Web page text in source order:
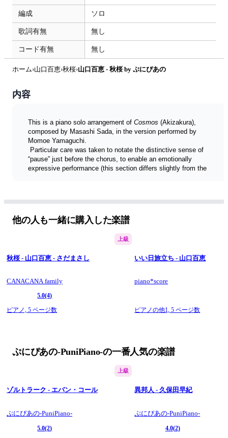
編成 ソロ
歌詞有無 無し
コード有無 無し
ホーム›山口百恵›秋桜›山口百恵 - 秋桜 by ぷにぴあの
内容
This is a piano solo arrangement of Cosmos (Akizakura),
composed by Masashi Sada, in the version performed by
Momoe Yamaguchi.
“pause” just before the chorus, to enable an emotionally
expressive performance (this section differs slightly from the
seeking a challenge.
さだまさしさん作曲、山口百恵さんによる秋桜（コスモス）を
ピアノソロに編曲しました。サビに入る前の独特の「ため」を
楽譜に表現するのに苦労しましたが、感情が込もった演奏にな
るよう工夫したつもりです（この部分は演奏動画と少し異なり
思いますので、腕に自身のある方はぜひ挑戦してみてくださ
他の人も一緒に購入した楽譜
上級
秋桜 - 山口百恵 - さだまさし
CANACANA family
5.0(4)
ピアノ, 5 ページ数
いい日旅立ち - 山口百恵
piano*score
ピアノの他1,5 ページ数
ぷにぴあの-PuniPiano-の一番人気の楽譜
上級
ゾルトラーク - エバン・コール
ぷにぴあの-PuniPiano-
5.0(2)
異邦人 - 久保田早紀
ぷにぴあの-PuniPiano-
4.0(2)